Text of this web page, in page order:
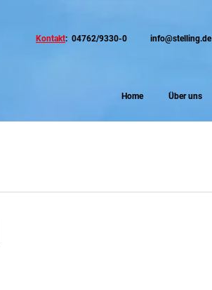
Kontakt: 04762/9330-0 info@stelling.de
Home Über uns